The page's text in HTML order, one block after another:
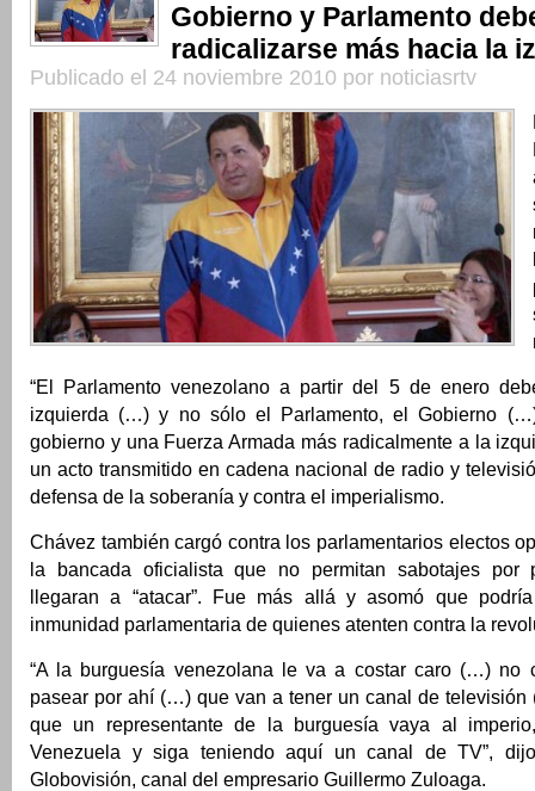
Gobierno y Parlamento
radicalizarse más hacia la
Publicado el 24 noviembre 2010 por noticiasrtv
“El Parlamento venezolano a partir del 5 de enero
izquierda (…) y no sólo el Parlamento, el Gobierno
gobierno y una Fuerza Armada más radicalmente a la
un acto transmitido en cadena nacional de radio y
defensa de la soberanía y contra el imperialismo.
Chávez también cargó contra los parlamentarios electos
la bancada oficialista que no permitan sabotajes por
llegaran a “atacar”. Fue más allá y asomó que
inmunidad parlamentaria de quienes atenten contra la
“A la burguesía venezolana le va a costar caro (…) no
pasear por ahí (…) que van a tener un canal de
que un representante de la burguesía vaya al
Venezuela y siga teniendo aquí un canal de TV”,
Globovisión, canal del empresario Guillermo Zuloaga.